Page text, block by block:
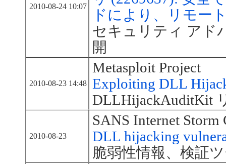
2010-08-24 10:07
ドにより、リモー
セキュリティ アド
開
2010-08-23 14:48
Metasploit Project
Exploiting DLL
DLLHijackAuditKit
2010-08-23
SANS Internet Storm
DLL hijacking
脆弱性情報、検証